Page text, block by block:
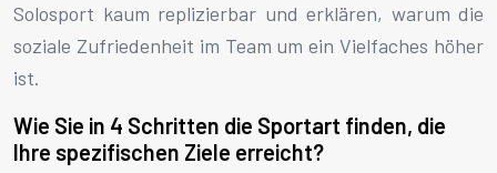
Solosport kaum replizierbar und erklären, warum die
soziale Zufriedenheit im Team um ein Vielfaches höher
ist.
Wie Sie in 4 Schritten die Sportart finden, die
Ihre spezifischen Ziele erreicht?